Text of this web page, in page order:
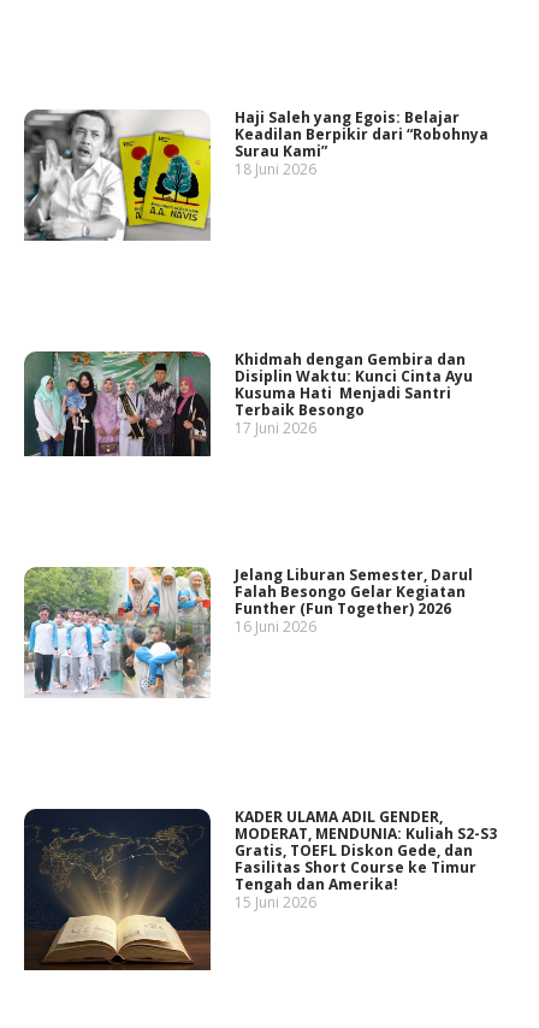
Haji Saleh yang Egois: Belajar
Keadilan Berpikir dari “Robohnya
Surau Kami”
18 Juni 2026
Khidmah dengan Gembira dan
Disiplin Waktu: Kunci Cinta Ayu
Kusuma Hati Menjadi Santri
Terbaik Besongo
17 Juni 2026
Jelang Liburan Semester, Darul
Falah Besongo Gelar Kegiatan
Funther (Fun Together) 2026
16 Juni 2026
KADER ULAMA ADIL GENDER,
MODERAT, MENDUNIA: Kuliah S2-S3
Gratis, TOEFL Diskon Gede, dan
Fasilitas Short Course ke Timur
Tengah dan Amerika!
15 Juni 2026